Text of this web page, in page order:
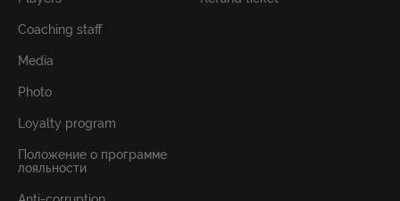
Coaching staff
Media
Photo
Loyalty program
Положение о программе
лояльности